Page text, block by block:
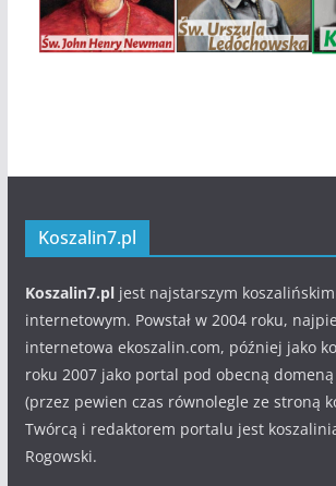
Koszalin7.pl
Koszalin7.pljest najstarszym
internetowym. Powstał w 2004 roku,
internetowa ekoszalin.com, później jako
roku 2007 jako portal pod obecną
(przez pewien czas równolegle ze stroną
Twórcą i redaktorem portalu jest
Rogowski.